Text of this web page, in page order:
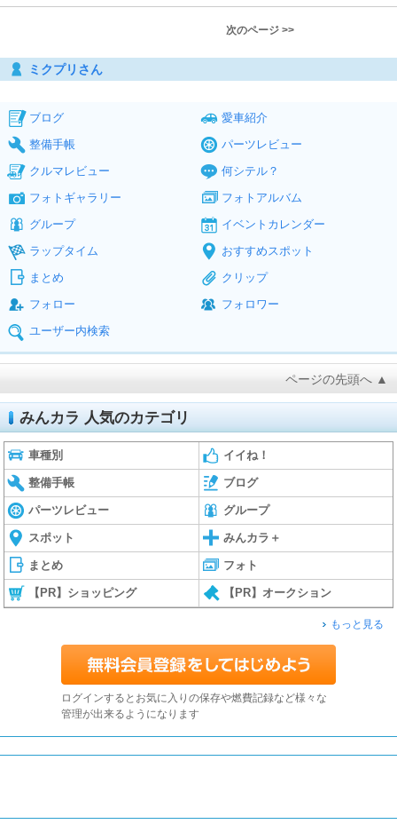
次のページ >>
ミクプリさん
ブログ
愛車紹介
整備手帳
パーツレビュー
クルマレビュー
何シテル？
フォトギャラリー
フォトアルバム
グループ
イベントカレンダー
ラップタイム
おすすめスポット
まとめ
クリップ
フォロー
フォロワー
ユーザー内検索
ページの先頭へ ▲
みんカラ 人気のカテゴリ
車種別 イイね！
整備手帳 ブログ
パーツレビュー グループ
スポット みんカラ＋
まとめ フォト
【PR】ショッピング 【PR】オークション
もっと見る
ログインするとお気に入りの保存や燃費記録など様々な
管理が出来るようになります